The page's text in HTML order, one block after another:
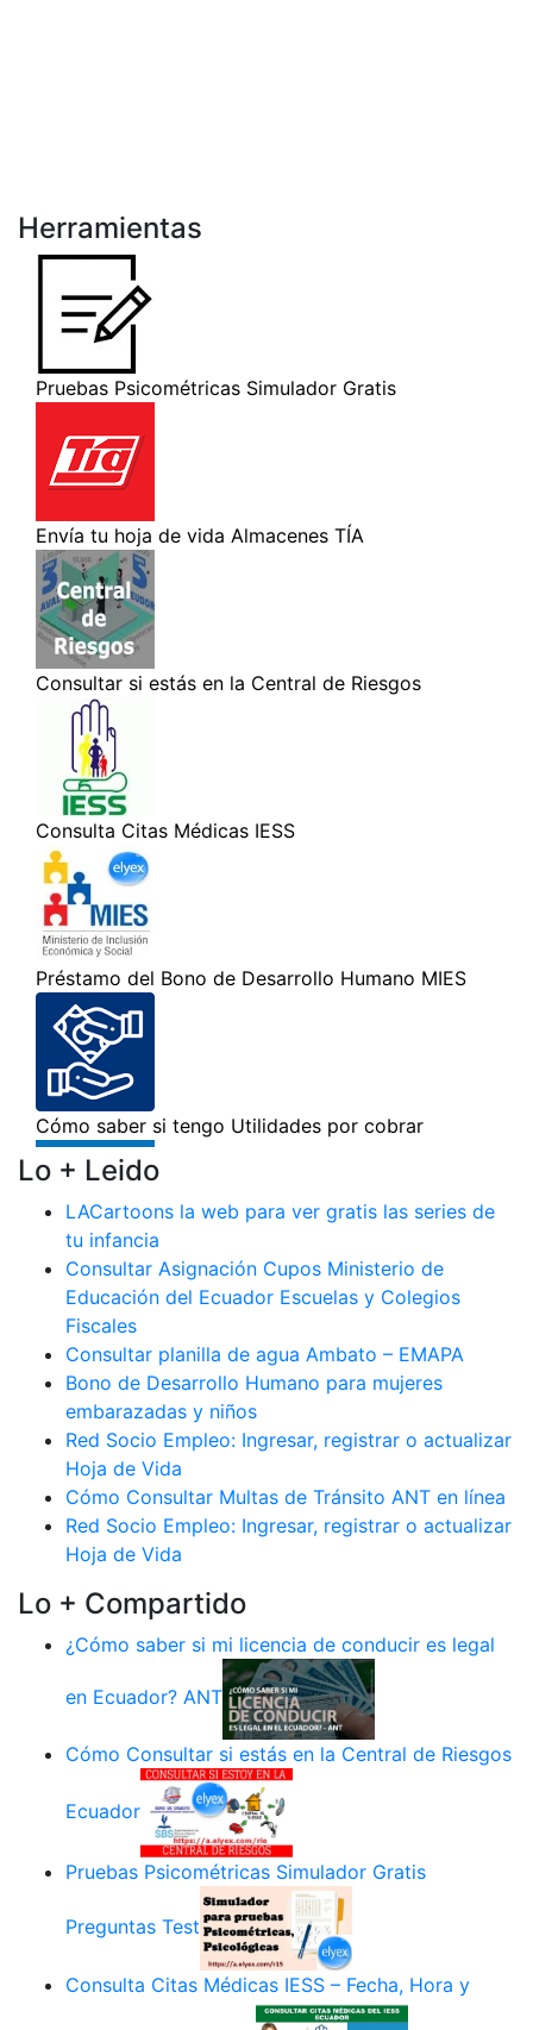
Herramientas
Lo + Leido
LACartoons la web para ver gratis las series de
tu infancia
Consultar Asignación Cupos Ministerio de
Educación del Ecuador Escuelas y Colegios
Fiscales
Consultar planilla de agua Ambato – EMAPA
Bono de Desarrollo Humano para mujeres
embarazadas y niños
Red Socio Empleo: Ingresar, registrar o actualizar
Hoja de Vida
Cómo Consultar Multas de Tránsito ANT en línea
Red Socio Empleo: Ingresar, registrar o actualizar
Hoja de Vida
Lo + Compartido
¿Cómo saber si mi licencia de conducir es legal
en Ecuador? ANT
Cómo Consultar si estás en la Central de Riesgos
Ecuador
Pruebas Psicométricas Simulador Gratis
Preguntas Test
Consulta Citas Médicas IESS – Fecha, Hora y